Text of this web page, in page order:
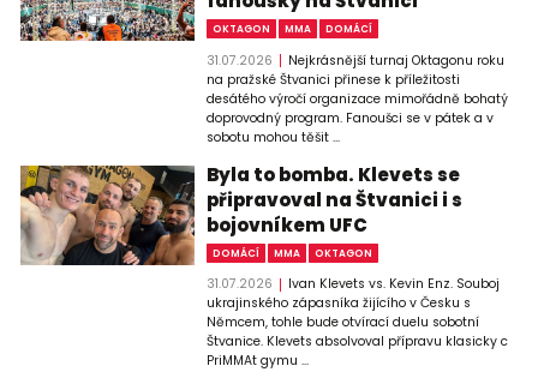
OKTAGON MMA DOMÁCÍ
31.07.2026
Nejkrásnější turnaj Oktagonu roku
na pražské Štvanici přinese k příležitosti
desátého výročí organizace mimořádně bohatý
doprovodný program. Fanoušci se v pátek a v
sobotu mohou těšit ...
Byla to bomba. Klevets se
připravoval na Štvanici i s
bojovníkem UFC
DOMÁCÍ MMA OKTAGON
31.07.2026
Ivan Klevets vs. Kevin Enz. Souboj
ukrajinského zápasníka žijícího v Česku s
Němcem, tohle bude otvírací duelu sobotní
Štvanice. Klevets absolvoval přípravu klasicky c
PriMMAt gymu ...